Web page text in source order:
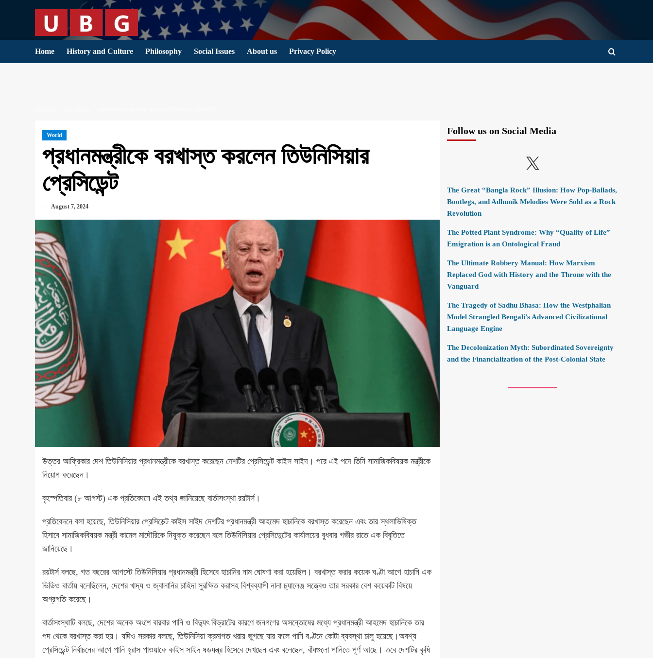
Home History and Culture Philosophy Social Issues About us Privacy Policy
World
প্রধানমন্ত্রীকে বরখাস্ত করলেন তিউনিসিয়ার
প্রেসিডেন্ট
August 7, 2024
উত্তর আফ্রিকার দেশ তিউনিসিয়ার প্রধানমন্ত্রীকে বরখাস্ত করেছেন দেশটির প্রেসিডেন্ট কাইস সাইদ। পরে এই পদে তিনি সামাজিকবিষয়ক মন্ত্রীকে
নিয়োগ করেছেন।
বৃহস্পতিবার (৮ আগস্ট) এক প্রতিবেদনে এই তথ্য জানিয়েছে বার্তাসংস্থা রয়টার্স।
প্রতিবেদনে বলা হয়েছে, তিউনিসিয়ার প্রেসিডেন্ট কাইস সাইদ দেশটির প্রধানমন্ত্রী আহমেদ হাচানিকে বরখাস্ত করেছেন এবং তার স্থলাভিষিক্ত
হিসাবে সামাজিকবিষয়ক মন্ত্রী কামেল মাদৌরিকে নিযুক্ত করেছেন বলে তিউনিসিয়ার প্রেসিডেন্টের কার্যালয়ের বুধবার গভীর রাতে এক বিবৃতিতে
জানিয়েছে।
রয়টার্স বলছে, গত বছরের আগস্টে তিউনিসিয়ার প্রধানমন্ত্রী হিসেবে হাচানির নাম ঘোষণা করা হয়েছিল। বরখাস্ত করার কয়েক ঘণ্টা আগে হাচানি এক
ভিডিও বার্তায় বলেছিলেন, দেশের খাদ্য ও জ্বালানির চাহিদা সুরক্ষিত করাসহ বিশ্বব্যাপী নানা চ্যালেঞ্জ সত্ত্বেও তার সরকার বেশ কয়েকটি বিষয়ে
অগ্রগতি করেছে।
বার্তাসংস্থাটি বলছে, দেশের অনেক অংশে বারবার পানি ও বিদ্যুৎ বিভ্রাটের কারণে জনগণের অসন্তোষের মধ্যে প্রধানমন্ত্রী আহমেদ হাচানিকে তার
পদ থেকে বরখাস্ত করা হয়। যদিও সরকার বলছে, তিউনিসিয়া ক্রমাগত খরায় ভুগছে যার ফলে পানি বণ্টনে কোটা ব্যবস্থা চালু হয়েছে।অবশ্য
প্রেসিডেন্ট নির্বাচনের আগে পানি হ্রাস পাওয়াকে কাইস সাইদ ষড়যন্ত্র হিসেবে দেখছেন এবং বলেছেন, বাঁধগুলো পানিতে পূর্ণ আছে। তবে দেশটির কৃষি
Follow us on Social Media
X
The Great “Bangla Rock” Illusion: How Pop-Ballads,
Bootlegs, and Adhunik Melodies Were Sold as a Rock
Revolution
The Potted Plant Syndrome: Why “Quality of Life”
Emigration is an Ontological Fraud
The Ultimate Robbery Manual: How Marxism
Replaced God with History and the Throne with the
Vanguard
The Tragedy of Sadhu Bhasa: How the Westphalian
Model Strangled Bengali’s Advanced Civilizational
Language Engine
The Decolonization Myth: Subordinated Sovereignty
and the Financialization of the Post-Colonial State